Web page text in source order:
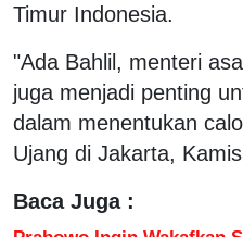
Timur Indonesia.
"Ada Bahlil, menteri
juga menjadi penting
dalam menentukan
Ujang di Jakarta,
Baca Juga :